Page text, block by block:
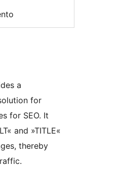
a
for
for SEO. It
and »TITLE«
thereby